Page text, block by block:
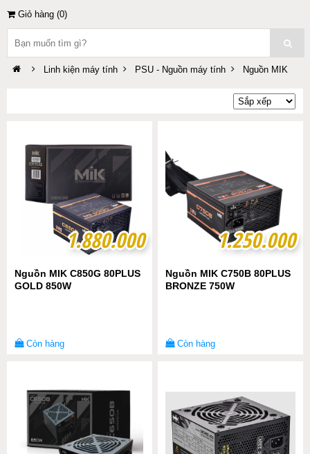
Giỏ hàng (0)
Linh kiện máy tính PSU - Nguồn máy tính Nguồn MIK
1.880.000
1.880.000
Nguồn MIK C850G 80PLUS
GOLD 850W
Còn hàng
1.250.000
1.250.000
Nguồn MIK C750B 80PLUS
BRONZE 750W
Còn hàng